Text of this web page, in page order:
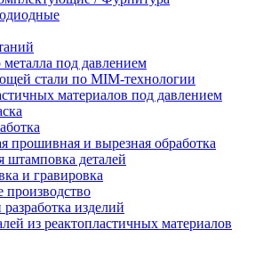
под давлением
стали по MIM-технологии
материалов под давлением
прошивная и вырезная обработка
штамповка деталей
и гравировка
производство
изделий
из реактопластичных материалов